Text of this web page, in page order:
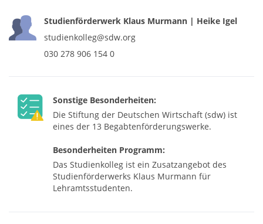
Studienförderwerk Klaus Murmann | Heike Igel
studienkolleg@sdw.org
030 278 906 154 0
Sonstige Besonderheiten:
Die Stiftung der Deutschen Wirtschaft (sdw) ist
eines der 13 Begabtenförderungswerke.
Besonderheiten Programm:
Das Studienkolleg ist ein Zusatzangebot des
Studienförderwerks Klaus Murmann für
Lehramtsstudenten.